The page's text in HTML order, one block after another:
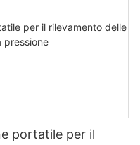
portatile per il